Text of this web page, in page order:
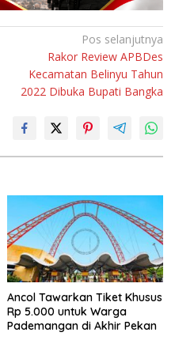
Pos selanjutnya
Rakor Review APBDes
Kecamatan Belinyu Tahun
2022 Dibuka Bupati Bangka
Ancol Tawarkan Tiket Khusus
Rp 5.000 untuk Warga
Pademangan di Akhir Pekan